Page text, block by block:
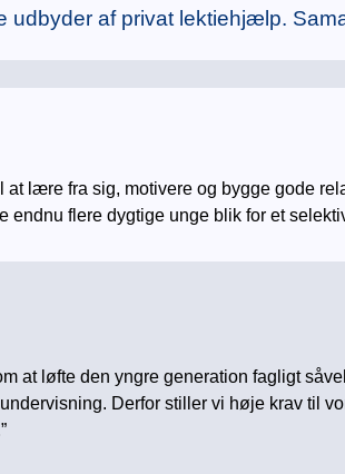
af privat lektiehjælp.
lære fra sig, motivere og bygge gode
flere dygtige unge blik for et
at løfte den yngre generation fagligt
Derfor stiller vi høje krav til